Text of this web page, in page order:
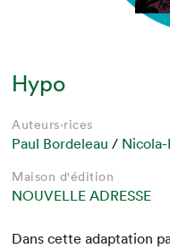
Hypo
Auteurs·rices
Paul Bordeleau / Nicola-
Maison d'édition
NOUVELLE ADRESSE
Dans cette adap­ta­tion